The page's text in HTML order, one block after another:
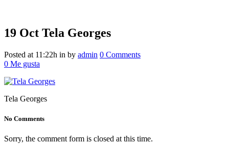
Tela Georges
19 Oct Tela Georges
Posted at 11:22h in by admin 0 Comments
0 Me gusta
Tela Georges
No Comments
Sorry, the comment form is closed at this time.